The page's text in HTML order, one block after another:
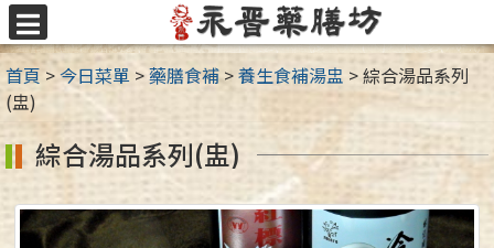
跳
至
主
要
內
容
區
首頁 >今日菜單 >藥膳食補>養生食補湯盅 >綜合湯品系列
(盅)
綜合湯品系列(盅)
選
單